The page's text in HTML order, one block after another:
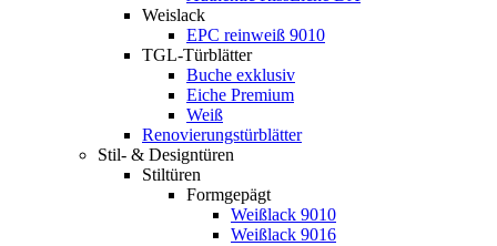
Weislack
EPC reinweiß 9010
TGL-Türblätter
Buche exklusiv
Eiche Premium
Weiß
Renovierungstürblätter
Stil- & Designtüren
Stiltüren
Formgepägt
Weißlack 9010
Weißlack 9016